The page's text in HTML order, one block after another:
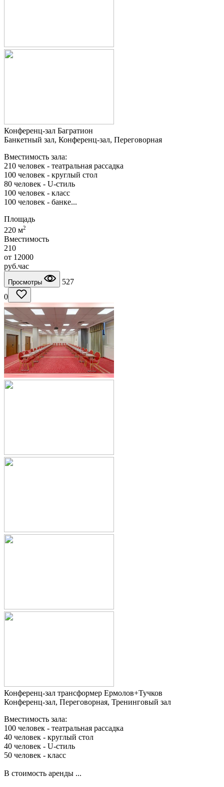
Конференц-зал Багратион
Банкетный зал, Конференц-зал, Переговорная
Вместимость зала:
210 человек - театральная рассадка
100 человек - круглый стол
80 человек - U-стиль
100 человек - класс
100 человек - банке...
Площадь
220 м2
Вместимость
210
от 12000
руб.час
Просмотры
527
0
Конференц-зал трансформер Ермолов+Тучков
Конференц-зал, Переговорная, Тренинговый зал
Вместимость зала:
100 человек - театральная рассадка
40 человек - круглый стол
40 человек - U-стиль
50 человек - класс
В стоимость аренды ...